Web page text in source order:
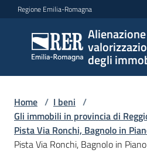
Vai al contenuto
Vai alla navigazione
Vai al footer
Regione Emilia-Romagna
degli
Alienazione e
valorizzazione
degli immobili
I
beni
Home / I beni /
Gli immobili in provincia di
Pista Via Ronchi, Bagnolo in
Pista Via Ronchi, Bagnolo in